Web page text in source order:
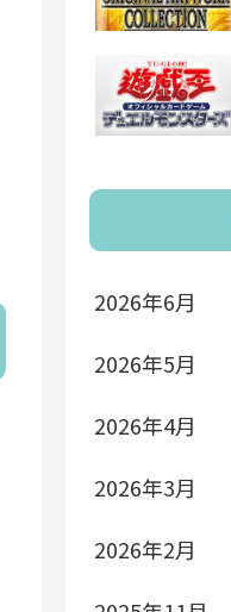
2026年6月
2026年5月
2026年4月
2026年3月
2026年2月